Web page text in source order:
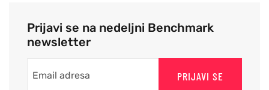
Prijavi se na nedeljni Benchmark
newsletter
PRIJAVI SE